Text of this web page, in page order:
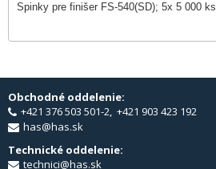
Spinky pre finišer FS-540(SD); 5x 5 000 ks
Obchodné oddelenie:
+421 376 503 501-2, +421 903 423 192
has@has.sk
Technické oddelenie:
technici@has.sk